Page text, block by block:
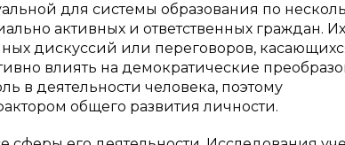
для системы образования по
активных и ответственных граждан. Их
дискуссий или переговоров,
влиять на демократические
в деятельности человека, поэтому
общего развития личности.